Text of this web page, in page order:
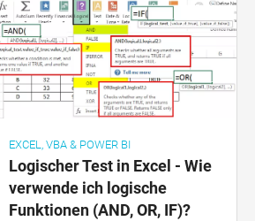
EXCEL, VBA & POWER BI
Logischer Test in Excel - Wie
verwende ich logische
Funktionen (AND, OR, IF)?